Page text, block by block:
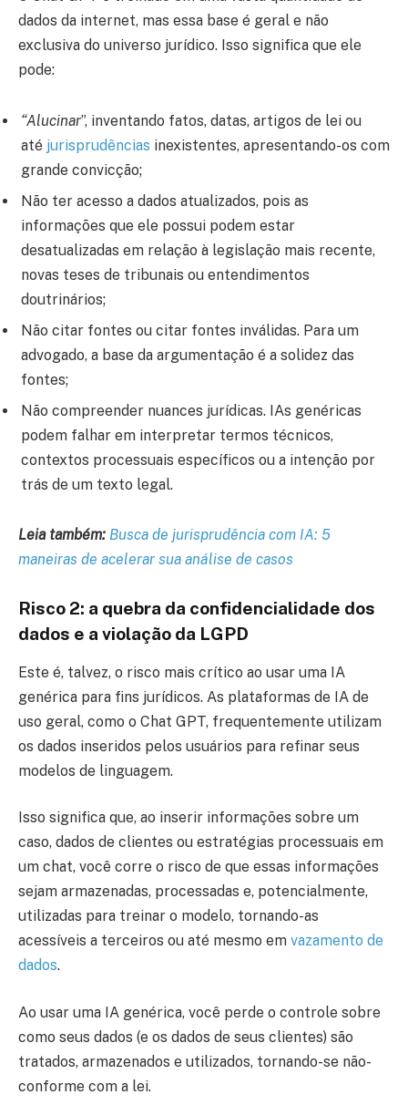
dados da internet, mas essa base é geral e não
exclusiva do universo jurídico. Isso significa que ele
pode:
“Alucinar”, inventando fatos, datas, artigos de lei ou
até jurisprudências inexistentes, apresentando-os com
grande convicção;
Não ter acesso a dados atualizados, pois as
informações que ele possui podem estar
desatualizadas em relação à legislação mais recente,
novas teses de tribunais ou entendimentos
doutrinários;
Não citar fontes ou citar fontes inválidas. Para um
advogado, a base da argumentação é a solidez das
fontes;
Não compreender nuances jurídicas. IAs genéricas
podem falhar em interpretar termos técnicos,
contextos processuais específicos ou a intenção por
trás de um texto legal.
Leia também: Busca de jurisprudência com IA: 5
maneiras de acelerar sua análise de casos
Risco 2: a quebra da confidencialidade dos
dados e a violação da LGPD
Este é, talvez, o risco mais crítico ao usar uma IA
genérica para fins jurídicos. As plataformas de IA de
uso geral, como o Chat GPT, frequentemente utilizam
os dados inseridos pelos usuários para refinar seus
modelos de linguagem.
Isso significa que, ao inserir informações sobre um
caso, dados de clientes ou estratégias processuais em
um chat, você corre o risco de que essas informações
sejam armazenadas, processadas e, potencialmente,
utilizadas para treinar o modelo, tornando-as
acessíveis a terceiros ou até mesmo em vazamento de
dados.
Ao usar uma IA genérica, você perde o controle sobre
como seus dados (e os dados de seus clientes) são
tratados, armazenados e utilizados, tornando-se não-
conforme com a lei.